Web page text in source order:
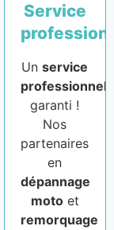
Service
Unservice
professionnel
garanti !
Nos
partenaires
en
dépannage
motoet
remorquage